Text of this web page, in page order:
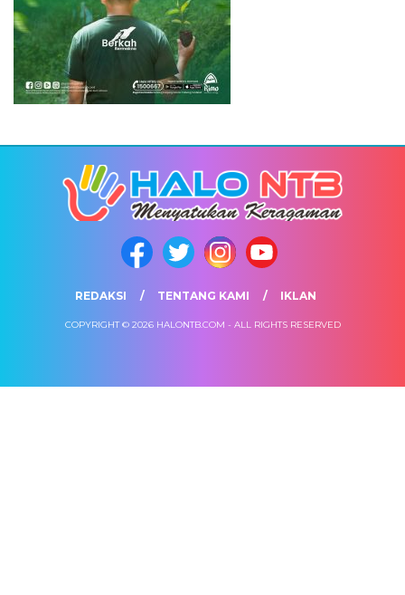
REDAKSI TENTANG KAMI IKLAN
COPYRIGHT © 2026 HALONTB.COM - ALL RIGHTS RESERVED